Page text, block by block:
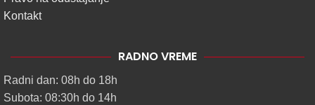
Kontakt
RADNO VREME
Radni dan: 08h do 18h
Subota: 08:30h do 14h